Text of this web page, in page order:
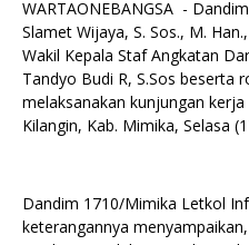
WARTAONEBANGSA -
Slamet Wijaya, S. Sos., M.
Wakil Kepala Staf Angkatan
Tandyo Budi R, S.Sos beserta
melaksanakan kunjungan
Kilangin, Kab. Mimika, Selasa
Dandim 1710/Mimika Letkol
keterangannya